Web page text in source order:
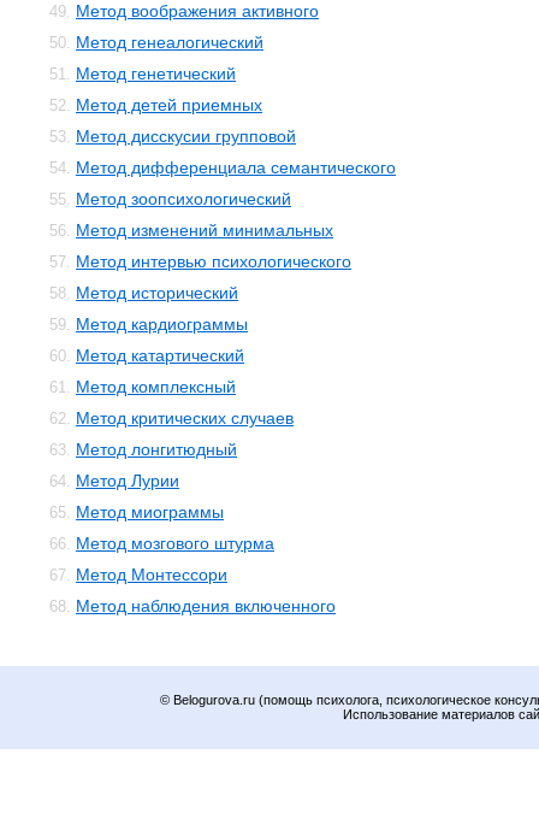
49. Метод воображения активного
50. Метод генеалогический
51. Метод генетический
52. Метод детей приемных
53. Метод дисскусии групповой
54. Метод дифференциала семантического
55. Метод зоопсихологический
56. Метод изменений минимальных
57. Метод интервью психологического
58. Метод исторический
59. Метод кардиограммы
60. Метод катартический
61. Метод комплексный
62. Метод критических случаев
63. Метод лонгитюдный
64. Метод Лурии
65. Метод миограммы
66. Метод мозгового штурма
67. Метод Монтессори
68. Метод наблюдения включенного
© Belogurova.ru (помощь психолога, психологическое
Использование материалов